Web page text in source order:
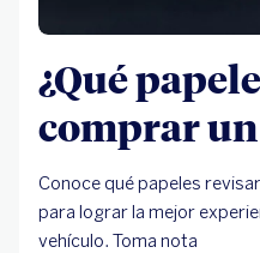
¿Qué
comprar
Conoce qué papeles
para lograr la mejor
vehículo. Toma nota